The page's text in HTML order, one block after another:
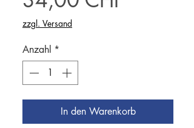
zzgl. Versand
Anzahl *
In den Warenkorb